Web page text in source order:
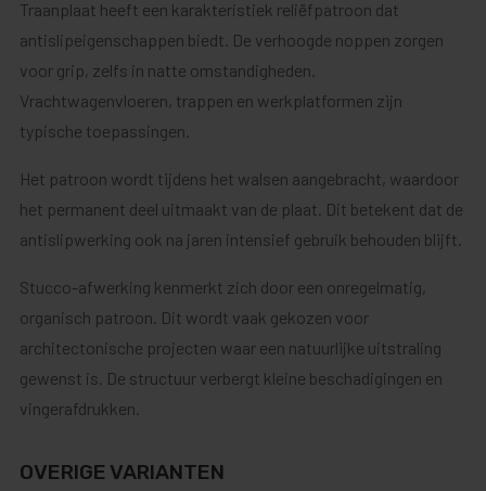
Traanplaat heeft een karakteristiek reliëfpatroon dat
antislipeigenschappen biedt. De verhoogde noppen zorgen
voor grip, zelfs in natte omstandigheden.
Vrachtwagenvloeren, trappen en werkplatformen zijn
typische toepassingen.
Het patroon wordt tijdens het walsen aangebracht, waardoor
het permanent deel uitmaakt van de plaat. Dit betekent dat de
antislipwerking ook na jaren intensief gebruik behouden blijft.
Stucco-afwerking kenmerkt zich door een onregelmatig,
organisch patroon. Dit wordt vaak gekozen voor
architectonische projecten waar een natuurlijke uitstraling
gewenst is. De structuur verbergt kleine beschadigingen en
vingerafdrukken.
OVERIGE VARIANTEN